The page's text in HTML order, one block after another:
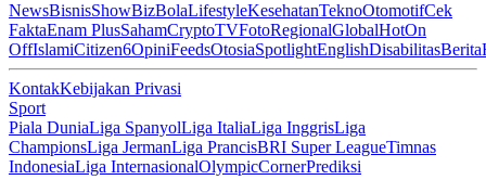
NewsBisnisShowBizBolaLifestyleKesehatanTeknoOtomotifCek
FaktaEnam PlusSahamCryptoTVFotoRegionalGlobalHotOn
OffIslamiCitizen6OpiniFeedsOtosiaSpotlightEnglishDisabilitasBerita
KontakKebijakan Privasi
Sport
Piala DuniaLiga SpanyolLiga ItaliaLiga InggrisLiga
ChampionsLiga JermanLiga PrancisBRI Super LeagueTimnas
IndonesiaLiga InternasionalOlympicCornerPrediksi